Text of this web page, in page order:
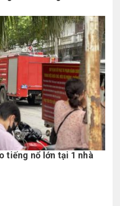
tiếng nổ lớn tại 1 nhà